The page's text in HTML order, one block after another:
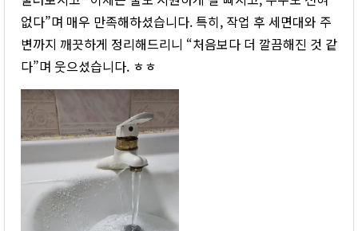
없다”며 매우 만족해하셨습니다. 특히, 작업 후 세면대와 주
변까지 깨끗하게 정리해드리니 “처음보다 더 깔끔해진 것 같
다”며 웃으셨습니다. ㅎㅎ